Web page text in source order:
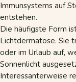
Immunsystems auf
entstehen.
Die häufigste Form
Lichtdermatose. Sie
oder im Urlaub auf,
Sonnenlicht
Interessanterweise